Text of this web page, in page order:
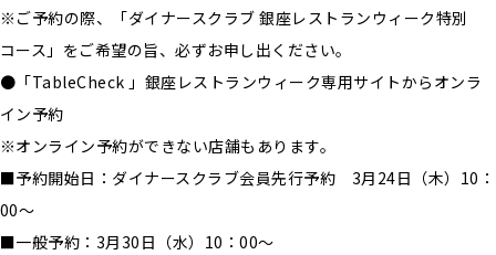
※ご予約の際、「ダイナースクラブ 銀座レストランウィーク特別
コース」をご希望の旨、必ずお申し出ください。
●「TableCheck 」銀座レストランウィーク専用サイトからオンラ
イン予約
※オンライン予約ができない店舗もあります。
■予約開始日：ダイナースクラブ会員先行予約 3月24日（木）10：
00～
■一般予約：3月30日（水）10：00～